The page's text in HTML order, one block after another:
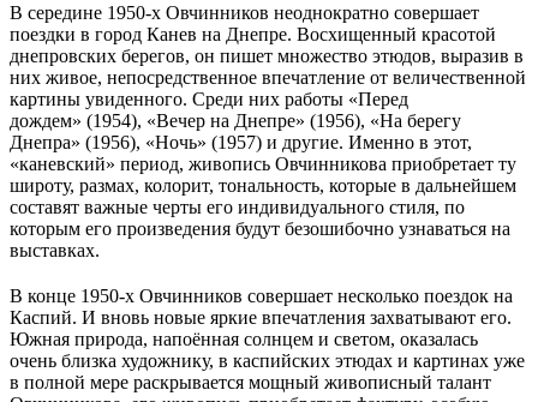
В середине 1950-х Овчинников неоднократно совершает
поездки в город Канев на Днепре. Восхищенный красотой
днепровских берегов, он пишет множество этюдов, выразив в
них живое, непосредственное впечатление от величественной
картины увиденного. Среди них работы «Перед
дождем» (1954), «Вечер на Днепре» (1956), «На берегу
Днепра» (1956), «Ночь» (1957) и другие. Именно в этот,
«каневский» период, живопись Овчинникова приобретает ту
широту, размах, колорит, тональность, которые в дальнейшем
составят важные черты его индивидуального стиля, по
которым его произведения будут безошибочно узнаваться на
выставках.
В конце 1950-х Овчинников совершает несколько поездок на
Каспий. И вновь новые яркие впечатления захватывают его.
Южная природа, напоённая солнцем и светом, оказалась
очень близка художнику, в каспийских этюдах и картинах уже
в полной мере раскрывается мощный живописный талант